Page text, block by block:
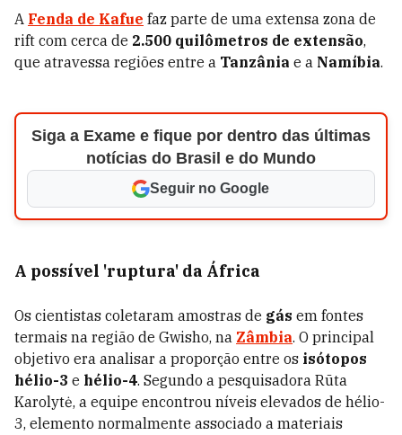
A Fenda de Kafue faz parte de uma extensa zona de
rift com cerca de 2.500 quilômetros de extensão,
que atravessa regiões entre a Tanzânia e a Namíbia.
Siga a Exame e fique por dentro das últimas
notícias do Brasil e do Mundo
Seguir no Google
A possível 'ruptura' da África
Os cientistas coletaram amostras de gás em fontes
termais na região de Gwisho, na Zâmbia. O principal
objetivo era analisar a proporção entre os isótopos
hélio-3 e hélio-4. Segundo a pesquisadora Rūta
Karolytė, a equipe encontrou níveis elevados de hélio-
3, elemento normalmente associado a materiais